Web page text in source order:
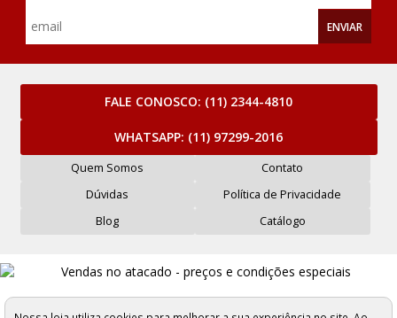
ENVIAR
FALE CONOSCO: (11) 2344-4810
WHATSAPP: (11) 97299-2016
Quem Somos
Contato
Dúvidas
Política de Privacidade
Blog
Catálogo
Mercantil Maluli Armarinhos e Aviamentos Ltda - CNPJ: 61.263.323/0001-62
Rua Carlos de Sousa Nazaré, 276 a 284 - São Paulo/SP - Cep: 01025-001